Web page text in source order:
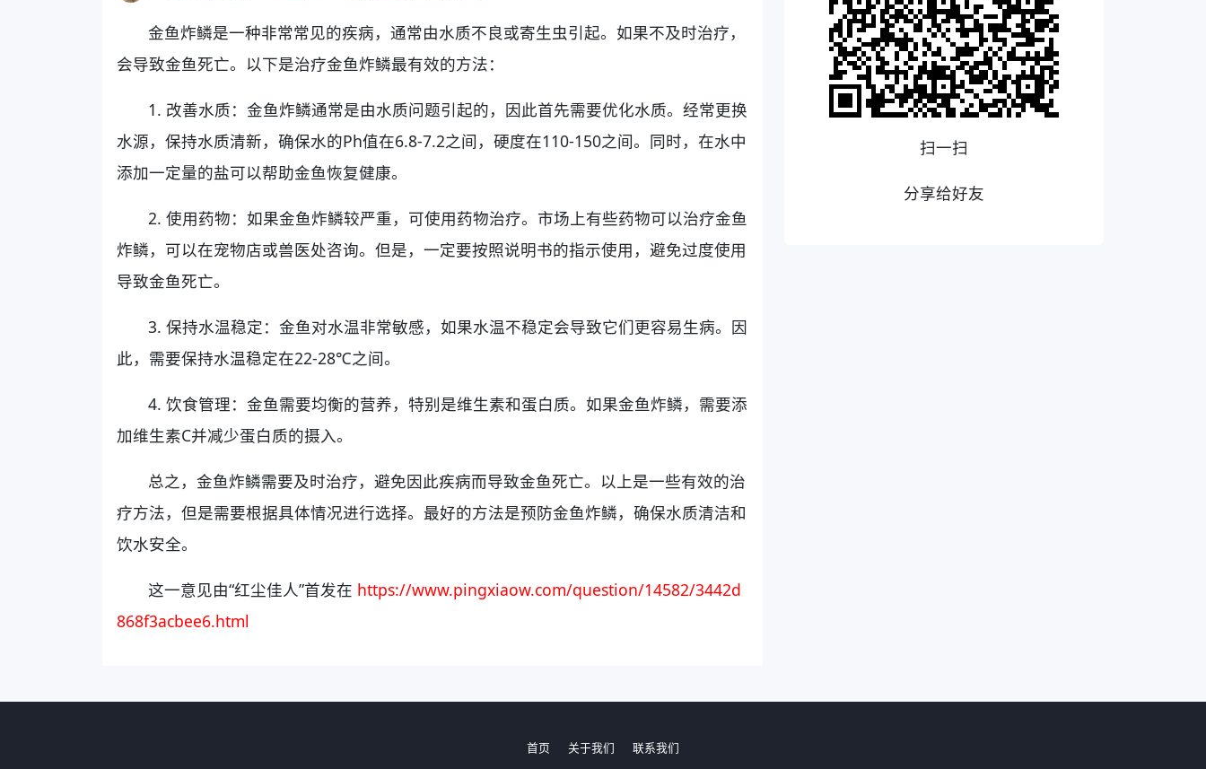
金鱼炸鳞是一种非常常见的疾病，通常由水质不良或寄生虫引起。如果不及时治疗，
会导致金鱼死亡。以下是治疗金鱼炸鳞最有效的方法：
1. 改善水质：金鱼炸鳞通常是由水质问题引起的，因此首先需要优化水质。经常更换
水源，保持水质清新，确保水的Ph值在6.8-7.2之间，硬度在110-150之间。同时，在水中
添加一定量的盐可以帮助金鱼恢复健康。
2. 使用药物：如果金鱼炸鳞较严重，可使用药物治疗。市场上有些药物可以治疗金鱼
炸鳞，可以在宠物店或兽医处咨询。但是，一定要按照说明书的指示使用，避免过度使用
导致金鱼死亡。
3. 保持水温稳定：金鱼对水温非常敏感，如果水温不稳定会导致它们更容易生病。因
此，需要保持水温稳定在22-28℃之间。
4. 饮食管理：金鱼需要均衡的营养，特别是维生素和蛋白质。如果金鱼炸鳞，需要添
加维生素C并减少蛋白质的摄入。
总之，金鱼炸鳞需要及时治疗，避免因此疾病而导致金鱼死亡。以上是一些有效的治
疗方法，但是需要根据具体情况进行选择。最好的方法是预防金鱼炸鳞，确保水质清洁和
饮水安全。
这一意见由“红尘佳人”首发在 https://www.pingxiaow.com/question/14582/3442d
868f3acbee6.html
扫一扫
分享给好友
首页 关于我们 联系我们